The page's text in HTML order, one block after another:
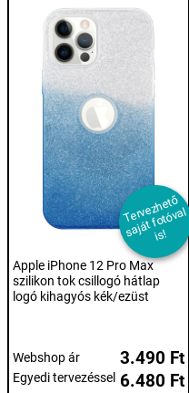
T
er
v
e
z
h
et
ő
s
aj
át f
ot
ó
v
al
i
s!
Apple iPhone 12 Pro Max
szilikon tok csillogó hátlap
logó kihagyós kék/ezüst
Webshop ár 3.490 Ft
Egyedi tervezéssel 6.480 Ft